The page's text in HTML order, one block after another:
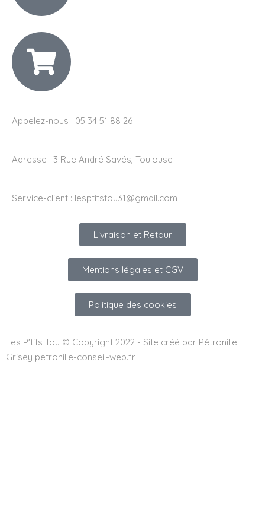
Appelez-nous : 05 34 51 88 26
Adresse : 3 Rue André Savés, Toulouse
Service-client : lesptitstou31@gmail.com
Livraison et Retour
Mentions légales et CGV
Politique des cookies
Les P'tits Tou © Copyright 2022 - Site créé par Pétronille
Grisey petronille-conseil-web.fr